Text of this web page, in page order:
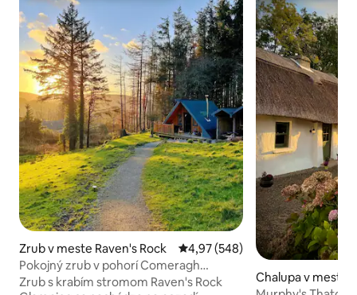
Zrub v meste Raven's Rock Priemerné ohodnotenie 4,97 z
4,97 (548)
Pokojný zrub v pohorí Comeragh
Mountains (2/2)
Zrub s krabím stromom Raven's Rock
Chalupa v meste